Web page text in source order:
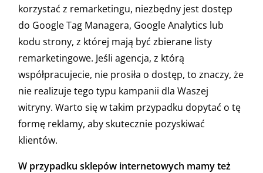
korzystać z remarketingu, niezbędny jest dostęp
do Google Tag Managera, Google Analytics lub
kodu strony, z której mają być zbierane listy
remarketingowe. Jeśli agencja, z którą
współpracujecie, nie prosiła o dostęp, to znaczy, że
nie realizuje tego typu kampanii dla Waszej
witryny. Warto się w takim przypadku dopytać o tę
formę reklamy, aby skutecznie pozyskiwać
klientów.
W przypadku sklepów internetowych mamy też